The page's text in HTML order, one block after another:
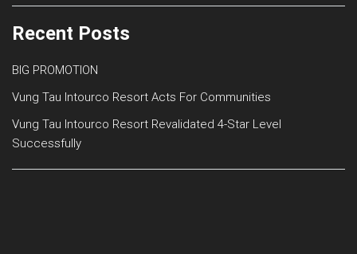
Recent Posts
BIG PROMOTION
Vung Tau Intourco Resort Acts For Communities
Vung Tau Intourco Resort Revalidated 4-Star Level
Successfully